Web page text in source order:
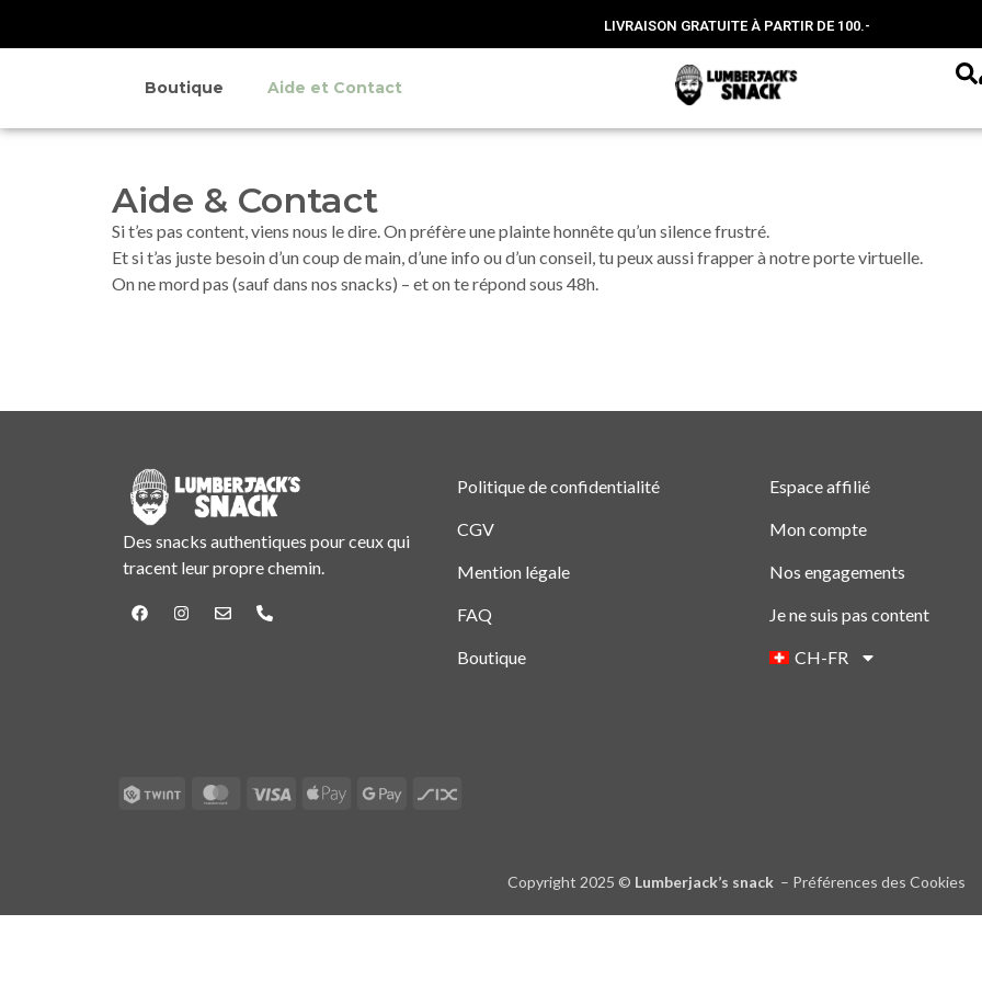
LIVRAISON GRATUITE À PARTIR DE 100.-
Boutique Aide et Contact
Aide & Contact
Si t’es pas content, viens nous le dire. On préfère une plainte honnête qu’un silence frustré.
Et si t’as juste besoin d’un coup de main, d’une info ou d’un conseil, tu peux aussi frapper à notre porte virtuelle.
On ne mord pas (sauf dans nos snacks) – et on te répond sous 48h.
Des snacks authentiques pour ceux qui
tracent leur propre chemin.
Politique de confidentialité
CGV
Mention légale
FAQ
Boutique
Espace affilié
Mon compte
Nos engagements
Je ne suis pas content
CH-FR
Copyright 2025 © Lumberjack’s snack – Préférences des Cookies